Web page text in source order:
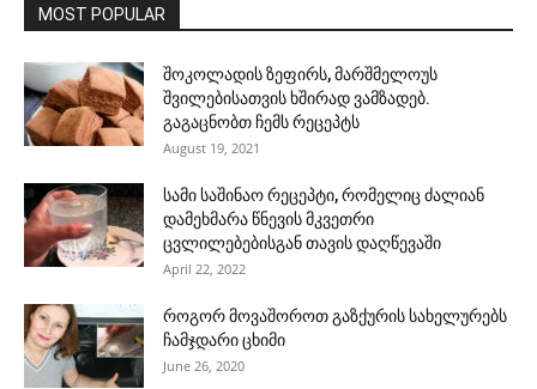
MOST POPULAR
შოკოლადის ზეფირს, მარშმელოუს
შვილებისათვის ხშირად ვამზადებ.
გაგაცნობთ ჩემს რეცეპტს
August 19, 2021
სამი საშინაო რეცეპტი, რომელიც ძალიან
დამეხმარა წნევის მკვეთრი
ცვლილებებისგან თავის დაღწევაში
April 22, 2022
როგორ მოვაშოროთ გაზქურის სახელურებს
ჩამჯდარი ცხიმი
June 26, 2020